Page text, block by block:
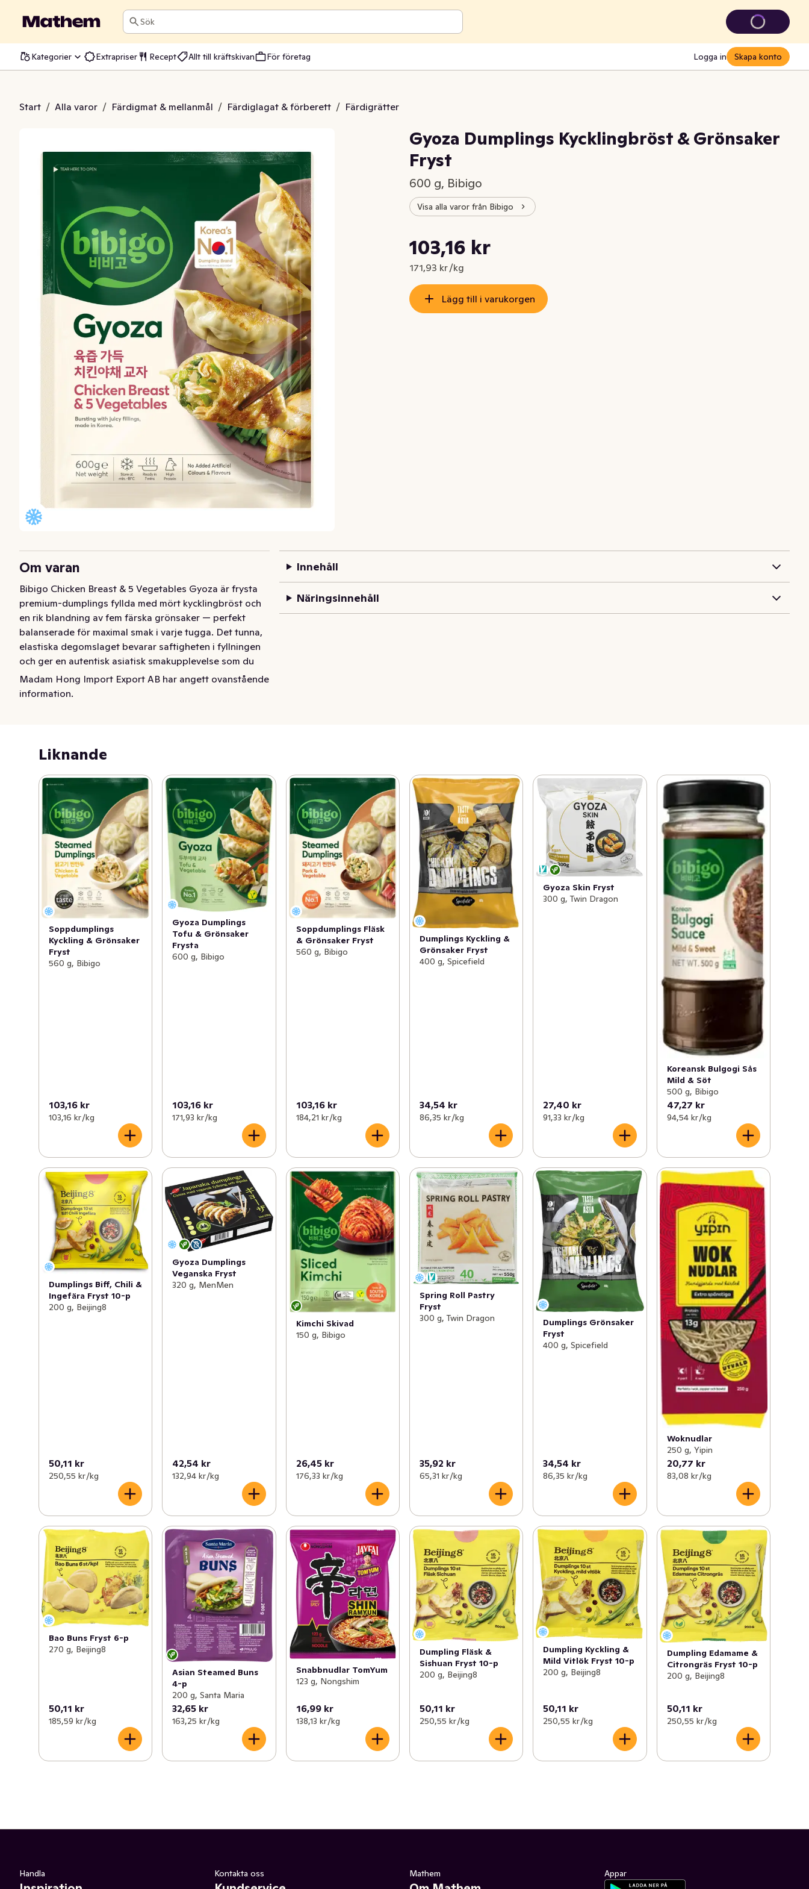
Sök
Kategorier Extrapriser Recept Allt till kräftskivan För företag Logga in Skapa konto
Start / Alla varor / Färdigmat & mellanmål / Färdiglagat & förberett / Färdigrätter
& Grönsaker Fryst
Gyoza Dumplings Kycklingbröst & Grönsaker
Fryst
600 g, Bibigo
Visa alla varor från Bibigo
Nuvarande pris är: 103,16 kr
103,16 kr
171,93 kr /kg
Styckpris: 171,93 kr /kg
Lägg till i varukorgen
Om varan
Bibigo Chicken Breast & 5 Vegetables Gyoza är frysta
premium-dumplings fyllda med mört kycklingbröst och
en rik blandning av fem färska grönsaker — perfekt
balanserade för maximal smak i varje tugga. Det tunna,
elastiska degomslaget bevarar saftigheten i fyllningen
och ger en autentisk asiatisk smakupplevelse som du
snabbt kan tillaga direkt från frysen. Stek, ånga eller
koka dem för en snabb, flexibel och näringsrik rätt —
bekvämlighet och genuin smak.
Madam Hong Import Export AB har angett ovanstående
information.
Innehåll
Näringsinnehåll
Liknande
Soppdumplings
Kyckling & Grönsaker
Fryst
560 g, Bibigo
103,16 kr
103,16 kr /kg
Gyoza Dumplings
Tofu & Grönsaker
Frysta
600 g, Bibigo
103,16 kr
171,93 kr /kg
Soppdumplings Fläsk
& Grönsaker Fryst
560 g, Bibigo
103,16 kr
184,21 kr /kg
Dumplings Kyckling &
Grönsaker Fryst
400 g, Spicefield
34,54 kr
86,35 kr /kg
Gyoza Skin Fryst
300 g, Twin Dragon
27,40 kr
91,33 kr /kg
Koreansk Bulgogi Sås
Mild & Söt
500 g, Bibigo
47,27 kr
94,54 kr /kg
Dumplings Biff, Chili &
Ingefära Fryst 10-p
200 g, Beijing8
50,11 kr
250,55 kr /kg
Gyoza Dumplings
Veganska Fryst
320 g, MenMen
42,54 kr
132,94 kr /kg
Kimchi Skivad
150 g, Bibigo
26,45 kr
176,33 kr /kg
Spring Roll Pastry
Fryst
300 g, Twin Dragon
35,92 kr
65,31 kr /kg
Dumplings Grönsaker
Fryst
400 g, Spicefield
34,54 kr
86,35 kr /kg
Woknudlar
250 g, Yipin
20,77 kr
83,08 kr /kg
Bao Buns Fryst 6-p
270 g, Beijing8
50,11 kr
185,59 kr /kg
Asian Steamed Buns
4-p
200 g, Santa Maria
32,65 kr
163,25 kr /kg
Snabbnudlar TomYum
123 g, Nongshim
16,99 kr
138,13 kr /kg
Dumpling Fläsk &
Sishuan Fryst 10-p
200 g, Beijing8
50,11 kr
250,55 kr /kg
Dumpling Kyckling &
Mild Vitlök Fryst 10-p
200 g, Beijing8
50,11 kr
250,55 kr /kg
Dumpling Edamame &
Citrongräs Fryst 10-p
200 g, Beijing8
50,11 kr
250,55 kr /kg
Handla Kontakta oss Mathem Appar